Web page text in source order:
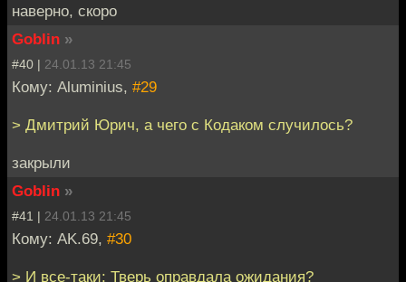
наверно, скоро
Goblin »
#40 | 24.01.13 21:45
Кому: Aluminius, #29
> Дмитрий Юрич, а чего с Кодаком случилось?
закрыли
Goblin »
#41 | 24.01.13 21:45
Кому: AK.69, #30
> И все-таки: Тверь оправдала ожидания?